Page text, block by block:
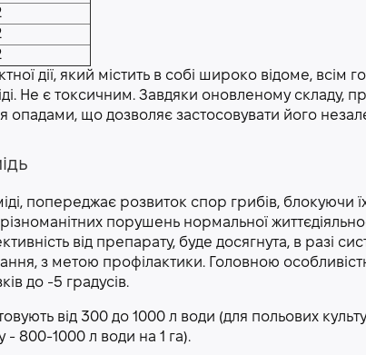
дії, який містить в собі широко відоме, всім
Не є токсичним. Завдяки оновленому складу,
опадами, що дозволяє застосовувати його
попереджає розвиток спор грибів, блокуючи
порушень нормальної
від препарату, буде досягнута, в разі
з метою профілактики. Головною
до -5 градусів.
від 300 до 1000 л води (для польових
- 800-1000 л води на 1 га).